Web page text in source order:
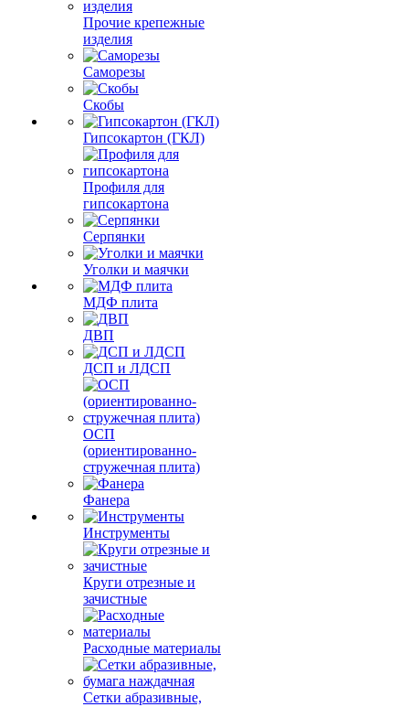
Прочие крепежные
изделия
Саморезы
Скобы
Гипсокартон (ГКЛ)
Профиля для
гипсокартона
Серпянки
Уголки и маячки
МДФ плита
ДВП
ДСП и ЛДСП
ОСП
(ориентированно-
стружечная плита)
Фанера
Инструменты
Круги отрезные и
зачистные
Расходные материалы
Сетки абразивные,